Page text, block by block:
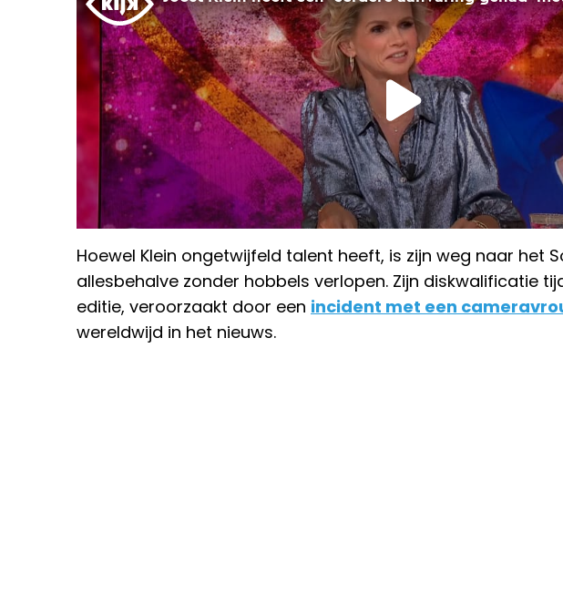
Hoewel Klein ongetwijfeld talent heeft, is zijn weg naar het
allesbehalve zonder hobbels verlopen. Zijn diskwalificatie
editie, veroorzaakt door een incident met een
wereldwijd in het nieuws.